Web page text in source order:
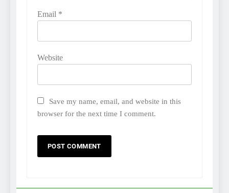
Email *
Website
Save my name, email, and website in this
browser for the next time I comment.